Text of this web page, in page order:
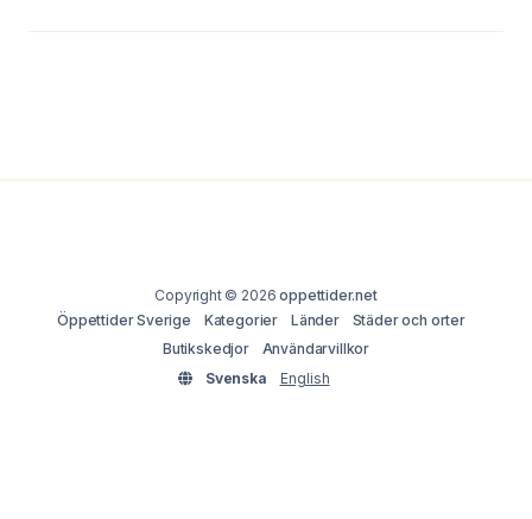
Copyright © 2026oppettider.net
Öppettider Sverige
Kategorier Länder
Städer och orter
Butikskedjor
Användarvillkor
Svenska
English